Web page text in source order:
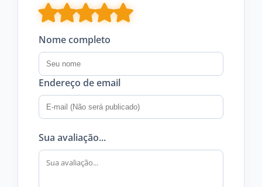
Nome completo
Endereço de email
Sua avaliação...